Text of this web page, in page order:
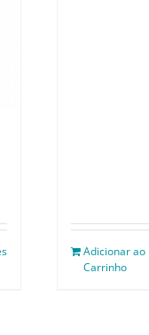
Adicionar ao
Carrinho